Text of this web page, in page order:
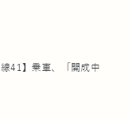
41】乗車、「開成中